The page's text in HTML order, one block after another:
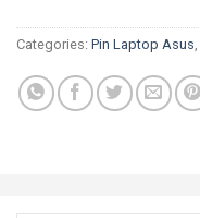
Categories: Pin Laptop Asus,